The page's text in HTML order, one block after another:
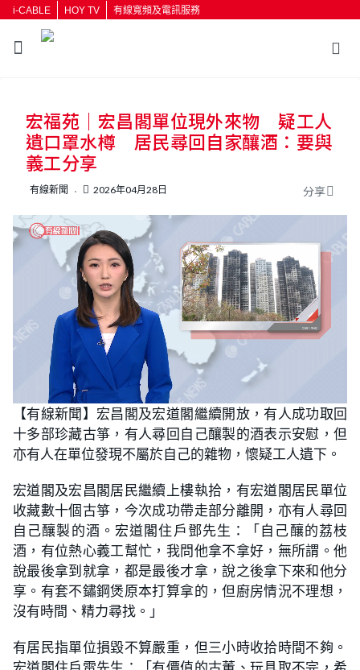
i-CABLE HOY TV 有線寬頻及電訊服務
按輸入鍵開始搜尋
宏福苑｜宏昌閣單位現外來物 疑工人
遺口罩水樽 居民尋回自家釀酒：要與
義工分享
有線新聞 2026年04月28日 分享
U
n
m
t
e
L
o
a
d
e
:
2
7
4
%
【有線新聞】宏昌閣及宏道閣繼續開放，有人成功取回
十多部珍藏古箏，有人尋回自己釀製的酒表示安慰，但
亦有人在單位發現不屬於自己的雜物，懷疑工人遺下。
宏道閣及宏昌閣居民繼續上樓執拾，有宏道閣居民單位
收藏數十個古箏，今次成功帶走部分離開，亦有人尋回
自己釀製的酒。宏道閣住戶鄧先生：「自己釀的荔枝
酒，有位熱心義工幫忙，我問他拿不拿好，無所謂。他
說最後拿到就拿，都是最後才拿，說之後拿下來和他分
享。有套不鏽鋼煲原本打算拿的，但廚房情況不理想，
沒有時間、精力尋找。」
有居民指單位損毀不算嚴重，但三小時收拾時間不夠。